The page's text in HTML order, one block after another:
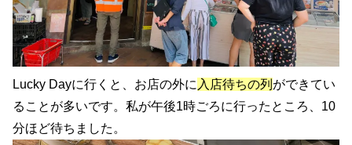
Lucky Dayに行くと、お店の外に 入店待ちの列 ができてい
ることが多いです。私が午後1時ごろに行ったところ、10
分ほど待ちました。